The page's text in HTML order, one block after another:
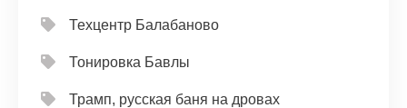
Техцентр Балабаново
Тонировка Бавлы
Трамп, русская баня на дровах